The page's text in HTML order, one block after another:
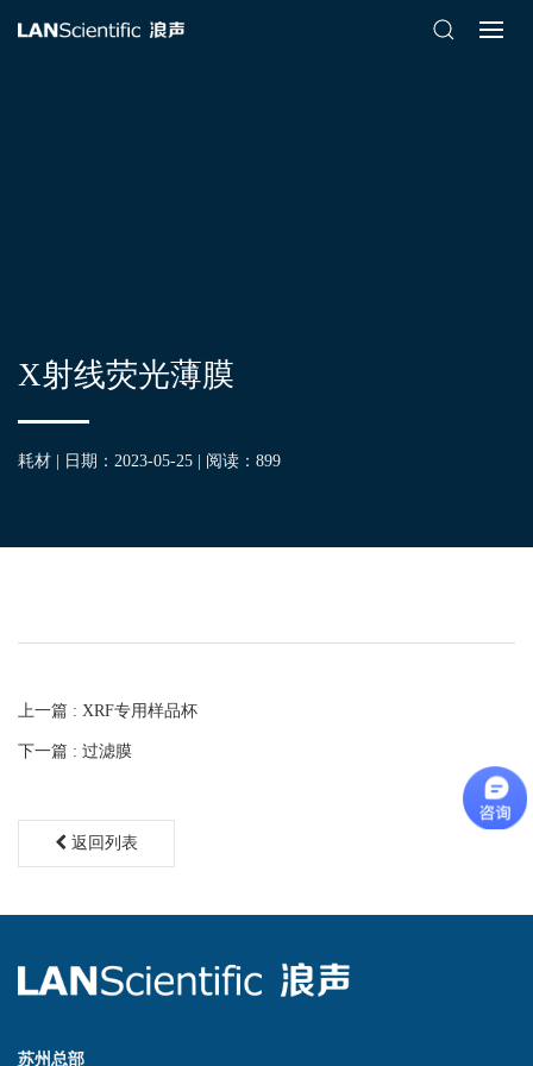
X射线荧光薄膜
耗材 | 日期：2023-05-25 | 阅读： 899
上一篇 : XRF专用样品杯
下一篇 : 过滤膜
返回列表
苏州总部